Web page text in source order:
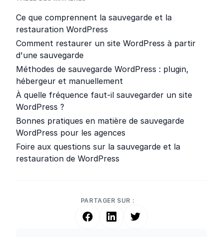
Ce que comprennent la sauvegarde et la
restauration WordPress
Comment restaurer un site WordPress à partir
d'une sauvegarde
Méthodes de sauvegarde WordPress : plugin,
hébergeur et manuellement
À quelle fréquence faut-il sauvegarder un site
WordPress ?
Bonnes pratiques en matière de sauvegarde
WordPress pour les agences
Foire aux questions sur la sauvegarde et la
restauration de WordPress
PARTAGER SUR :